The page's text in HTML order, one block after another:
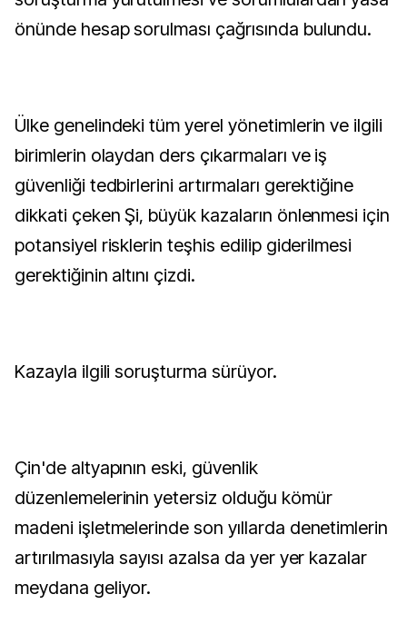
önünde hesap sorulması çağrısında bulundu.
Ülke genelindeki tüm yerel yönetimlerin ve ilgili
birimlerin olaydan ders çıkarmaları ve iş
güvenliği tedbirlerini artırmaları gerektiğine
dikkati çeken Şi, büyük kazaların önlenmesi için
potansiyel risklerin teşhis edilip giderilmesi
gerektiğinin altını çizdi.
Kazayla ilgili soruşturma sürüyor.
Çin'de altyapının eski, güvenlik
düzenlemelerinin yetersiz olduğu kömür
madeni işletmelerinde son yıllarda denetimlerin
artırılmasıyla sayısı azalsa da yer yer kazalar
meydana geliyor.